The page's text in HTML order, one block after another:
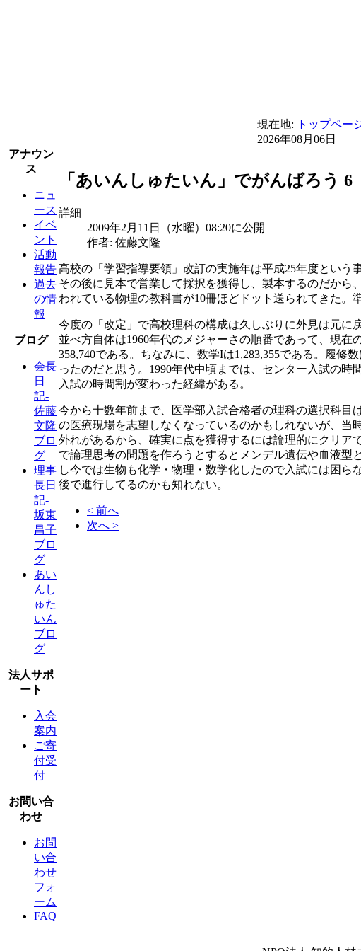
現在地: トップペー
2026年08月06日
アナウン
ス
ニュ
ース
イベ
ント
活動
報告
過去
の情
報
ブログ
会長
日
記-
佐藤
文隆
ブロ
グ
理事
長日
記-
坂東
昌子
ブロ
グ
あい
んし
ゅた
いん
ブロ
グ
法人サポ
ート
入会
案内
ご寄
付受
付
お問い合
わせ
お問
い合
わせ
フォ
ーム
FAQ
「あいんしゅたいん」でがんばろう 6
詳細
2009年2月11日（水曜）08:20に公開
作者: 佐藤文隆
高校の「学習指導要領」改訂の実施年は平成25年度という
その後に見本で営業して採択を獲得し、製本するのだか
われている物理の教科書が10冊ほどドット送られてきた。
今度の「改定」で高校理科の構成は久しぶりに外見は元に
並べ方自体は1960年代のメジャーさの順番であって、現在
358,740である。ちなみに、数学Iは1,283,355である。履
ったのだと思う。1990年代中頃までは、センター入試の
入試の時間割が変わった経緯がある。
今から十数年前まで、医学部入試合格者の理科の選択科
の医療現場を志望しなくなっているのかもしれないが、当
外れがあるから、確実に点を獲得するには論理的にクリ
で論理思考の問題を作ろうとするとメンデル遺伝や血液
し今では生物も化学・物理・数学化したので入試には困
後で進行してるのかも知れない。
< 前へ
次へ >